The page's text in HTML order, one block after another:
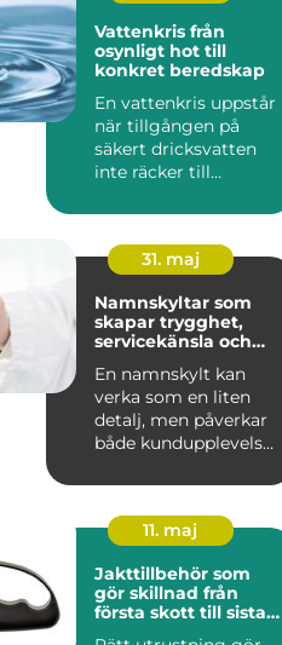
Vattenkris från
osynligt hot till
konkret beredskap
En vattenkris uppstår
när tillgången på
säkert dricksvatten
inte räcker till
grundläggand...
31. maj
Namnskyltar som
skapar trygghet,
servicekänsla och
En namnskylt kan
verka som en liten
detalj, men påverkar
både kundupplevelse,
v...
11. maj
Jakttillbehör som
gör skillnad från
första skott till sista